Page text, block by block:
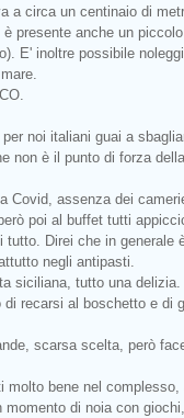
a circa un centinaio di
presente anche un
E' inoltre possibile
noi italiani guai a
non è il punto di forza
Covid, assenza dei
poi al buffet tutti
tutto. Direi che in generale
negli antipasti.
siciliana, tutto una delizia.
di recarsi al boschetto e di
scarsa scelta, però
molto bene nel complesso,
momento di noia con